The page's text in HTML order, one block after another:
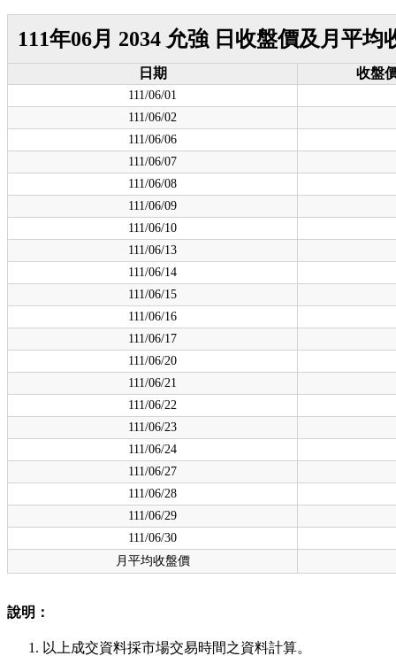
111年06月 2034 允強 日收盤價及月平均
日期 收盤
111/06/01
111/06/02
111/06/06
111/06/07
111/06/08
111/06/09
111/06/10
111/06/13
111/06/14
111/06/15
111/06/16
111/06/17
111/06/20
111/06/21
111/06/22
111/06/23
111/06/24
111/06/27
111/06/28
111/06/29
111/06/30
月平均收盤價
說明：
以上成交資料採市場交易時間之資料計算。